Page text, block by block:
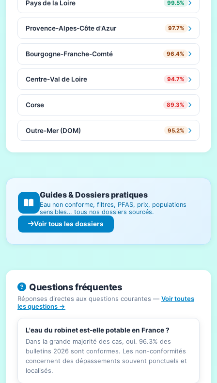
Pays de la Loire 99.5%
Provence-Alpes-Côte d'Azur 97.7%
Bourgogne-Franche-Comté 96.4%
Centre-Val de Loire 94.7%
Corse 89.3%
Outre-Mer (DOM) 95.2%
Guides & Dossiers pratiques
Eau non conforme, filtres, PFAS, prix, populations
sensibles… tous nos dossiers sourcés.
Voir tous les dossiers
Questions fréquentes
Réponses directes aux questions courantes — Voir toutes
les questions →
L'eau du robinet est-elle potable en France ?
Dans la grande majorité des cas, oui. 96.3% des
bulletins 2026 sont conformes. Les non-conformités
concernent des dépassements souvent ponctuels et
localisés.